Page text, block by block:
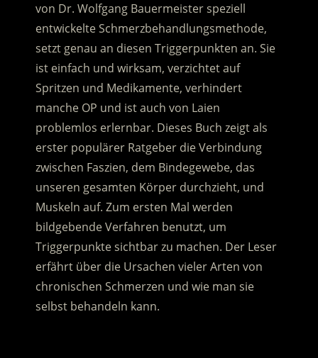
von Dr. Wolfgang Bauermeister speziell
entwickelte Schmerzbehandlungsmethode,
setzt genau an diesen Triggerpunkten an. Sie
ist einfach und wirksam, verzichtet auf
Spritzen und Medikamente, verhindert
manche OP und ist auch von Laien
problemlos erlernbar. Dieses Buch zeigt als
erster populärer Ratgeber die Verbindung
zwischen Faszien, dem Bindegewebe, das
unseren gesamten Körper durchzieht, und
Muskeln auf. Zum ersten Mal werden
bildgebende Verfahren benutzt, um
Triggerpunkte sichtbar zu machen. Der Leser
erfährt über die Ursachen vieler Arten von
chronischen Schmerzen und wie man sie
selbst behandeln kann.